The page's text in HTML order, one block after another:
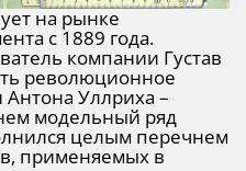
на рынке
с 1889 года.
компании Густав
революционное
Антона Уллриха –
модельный ряд
целым перечнем
применяемых в